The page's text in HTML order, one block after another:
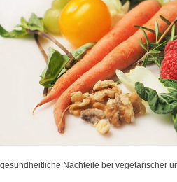
gesundheitliche Nachteile bei vegetarischer